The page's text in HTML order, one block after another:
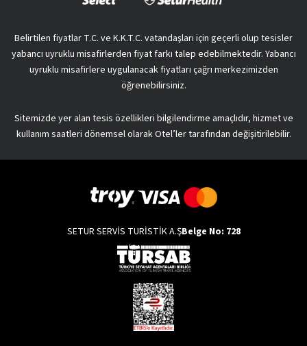
Belirtilen fiyatlar T.C. ve K.K.T.C. vatandaşları için geçerli olup tesisler
yabancı uyruklu misafirlerden fiyat farkı talep edebilmektedir. Yabancı
uyruklu misafirlere uygulanacak fiyatları çağrı merkezimizden
öğrenebilirsiniz.
Sitemizde yer alan tesis özellikleri bilgilendirme amaçlıdır, hizmet ve
kullanım saatleri dönemsel olarak Otel’ler tarafından değişitirilebilir.
SETUR SERVİS TURİSTİK A.ŞBelge No: 728